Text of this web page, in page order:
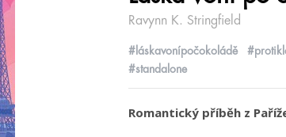
Ravynn K. Stringfield
#láskavonípočokoládě
#standalone
Romantický příběh z